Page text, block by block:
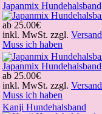
Japanmix Hundehalsband
ab 25.00€
inkl. MwSt. zzgl. Versand
Muss ich haben
Japanmix Hundehalsband
ab 25.00€
inkl. MwSt. zzgl. Versand
Muss ich haben
Kanji Hundehalsband